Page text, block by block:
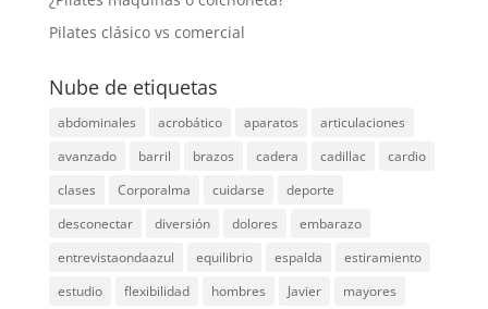
Pilates clásico vs comercial
Nube de etiquetas
abdominales acrobático aparatos
articulaciones
avanzado
barril brazos cadera cadillac
cardio
clases
Corporalma cuidarse
deporte
desconectar
diversión dolores
embarazo
entrevistaondaazul
equilibrio espalda
estiramiento
estudio
flexibilidad hombres Javier
mayores